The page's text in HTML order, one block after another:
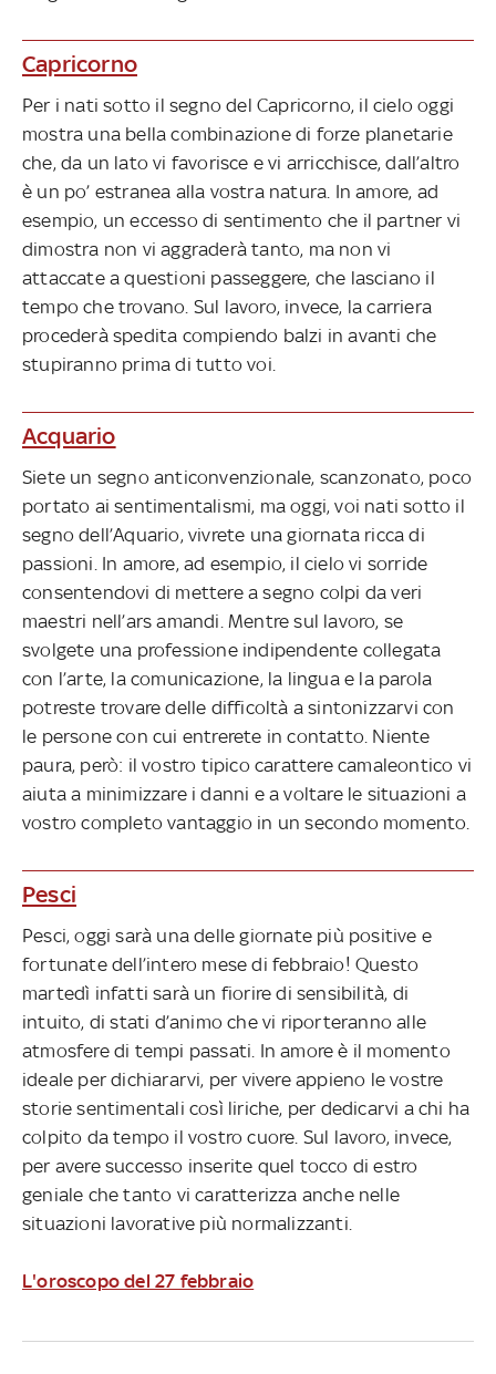
Capricorno
Per i nati sotto il segno del Capricorno, il cielo oggi
mostra una bella combinazione di forze planetarie
che, da un lato vi favorisce e vi arricchisce, dall’altro
è un po’ estranea alla vostra natura. In amore, ad
esempio, un eccesso di sentimento che il partner vi
dimostra non vi aggraderà tanto, ma non vi
attaccate a questioni passeggere, che lasciano il
tempo che trovano. Sul lavoro, invece, la carriera
procederà spedita compiendo balzi in avanti che
stupiranno prima di tutto voi.
Acquario
Siete un segno anticonvenzionale, scanzonato, poco
portato ai sentimentalismi, ma oggi, voi nati sotto il
segno dell’Aquario, vivrete una giornata ricca di
passioni. In amore, ad esempio, il cielo vi sorride
consentendovi di mettere a segno colpi da veri
maestri nell’ars amandi. Mentre sul lavoro, se
svolgete una professione indipendente collegata
con l’arte, la comunicazione, la lingua e la parola
potreste trovare delle difficoltà a sintonizzarvi con
le persone con cui entrerete in contatto. Niente
paura, però: il vostro tipico carattere camaleontico vi
aiuta a minimizzare i danni e a voltare le situazioni a
vostro completo vantaggio in un secondo momento.
Pesci
Pesci, oggi sarà una delle giornate più positive e
fortunate dell’intero mese di febbraio! Questo
martedì infatti sarà un fiorire di sensibilità, di
intuito, di stati d’animo che vi riporteranno alle
atmosfere di tempi passati. In amore è il momento
ideale per dichiararvi, per vivere appieno le vostre
storie sentimentali così liriche, per dedicarvi a chi ha
colpito da tempo il vostro cuore. Sul lavoro, invece,
per avere successo inserite quel tocco di estro
geniale che tanto vi caratterizza anche nelle
situazioni lavorative più normalizzanti.
L'oroscopo del 27 febbraio